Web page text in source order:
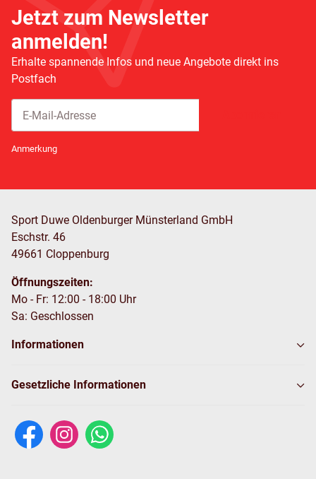
Jetzt zum Newsletter
anmelden!
Erhalte spannende Infos und neue Angebote direkt ins
Postfach
Anmerkung
Sport Duwe Oldenburger Münsterland GmbH
Eschstr. 46
49661 Cloppenburg
Öffnungszeiten:
Mo - Fr: 12:00 - 18:00 Uhr
Sa: Geschlossen
Informationen
Gesetzliche Informationen